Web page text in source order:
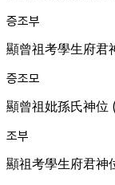
증조부
顯曾祖考學生府君
증조모
顯曾祖妣孫氏神位 (
조부
顯祖考學生府君神